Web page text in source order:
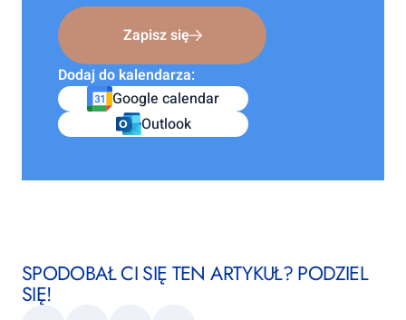
Zapisz się
Dodaj do kalendarza:
Google calendar
Outlook
SPODOBAŁ CI SIĘ TEN ARTYKUŁ? PODZIEL
SIĘ!